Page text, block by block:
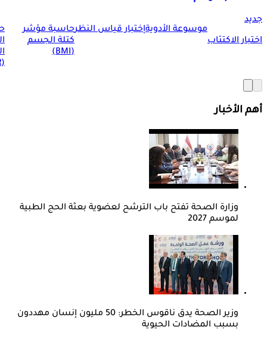
جديد
اختبار الاكتئاب
موسوعة الأدويةإختبار قياس النظرحاسبة مؤشر
كتلة الجسم
(BMI)
(BMR)
أهم الأخبار
وزارة الصحة تفتح باب الترشح لعضوية بعثة الحج الطبية
لموسم 2027
وزير الصحة يدق ناقوس الخطر: 50 مليون إنسان مهددون
بسبب المضادات الحيوية